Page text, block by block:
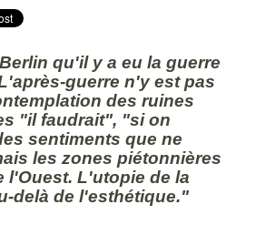
qu'il y a eu la guerre
guerre n'y est pas
des ruines
"il faudrait", "si on
sentiments que ne
les zones piétonnières
l'Ouest. L'utopie de la
delà de l'esthétique."